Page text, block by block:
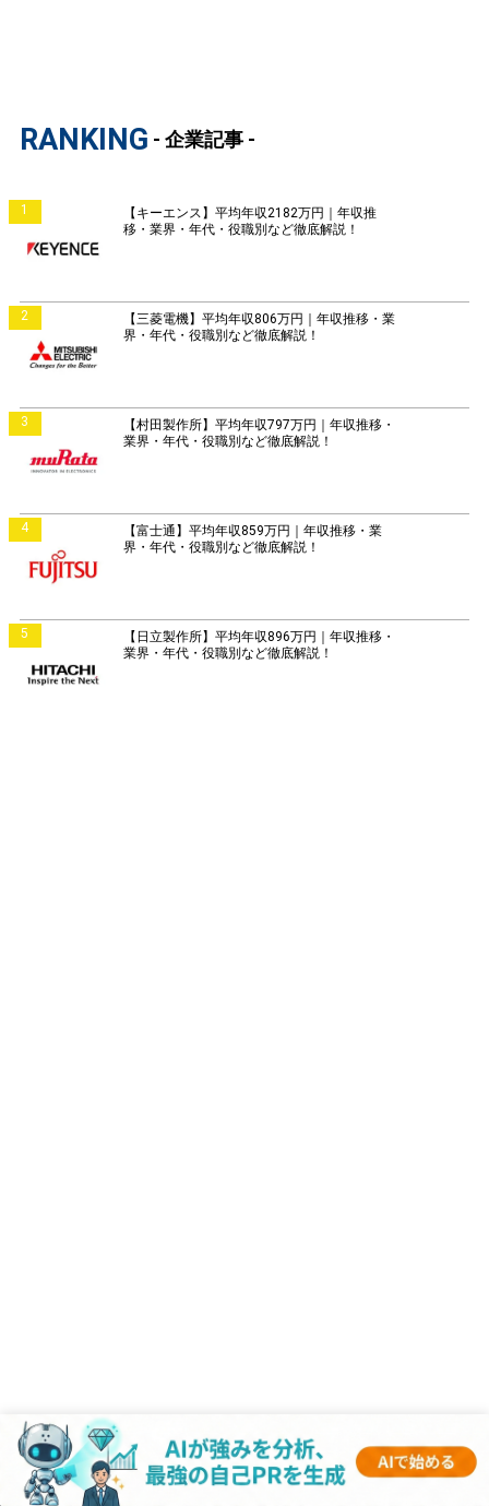
RANKING - 企業記事 -
1
【キーエンス】平均年収2182万円｜年収推
移・業界・年代・役職別など徹底解説！
2
【三菱電機】平均年収806万円｜年収推移・業
界・年代・役職別など徹底解説！
3
【村田製作所】平均年収797万円｜年収推移・
業界・年代・役職別など徹底解説！
4
【富士通】平均年収859万円｜年収推移・業
界・年代・役職別など徹底解説！
5
【日立製作所】平均年収896万円｜年収推移・
業界・年代・役職別など徹底解説！